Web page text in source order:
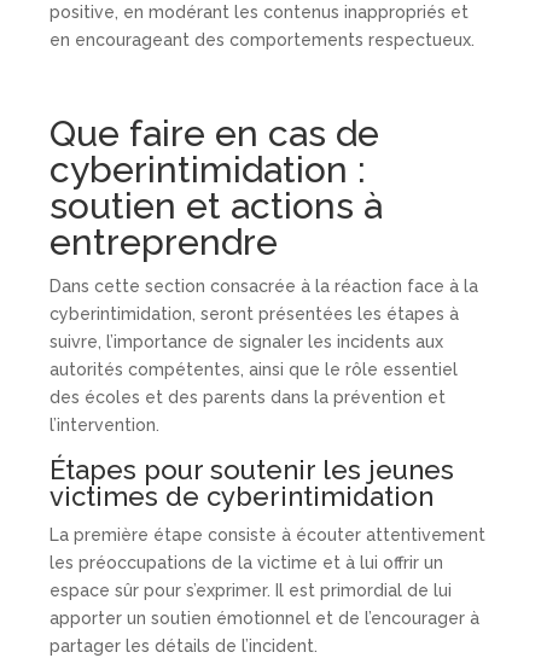
positive, en modérant les contenus inappropriés et
en encourageant des comportements respectueux.
Que faire en cas de
cyberintimidation :
soutien et actions à
entreprendre
Dans cette section consacrée à la réaction face à la
cyberintimidation, seront présentées les étapes à
suivre, l’importance de signaler les incidents aux
autorités compétentes, ainsi que le rôle essentiel
des écoles et des parents dans la prévention et
l’intervention.
Étapes pour soutenir les jeunes
victimes de cyberintimidation
La première étape consiste à écouter attentivement
les préoccupations de la victime et à lui offrir un
espace sûr pour s’exprimer. Il est primordial de lui
apporter un soutien émotionnel et de l’encourager à
partager les détails de l’incident.